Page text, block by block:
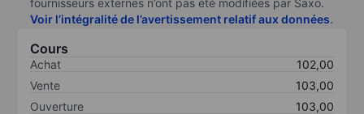
fournisseurs externes n’ont pas été modifiées par Saxo.
Voir l’intégralité de l’avertissement relatif aux données.
Cours
Achat
102,00
Vente
103,00
Ouverture
103,00